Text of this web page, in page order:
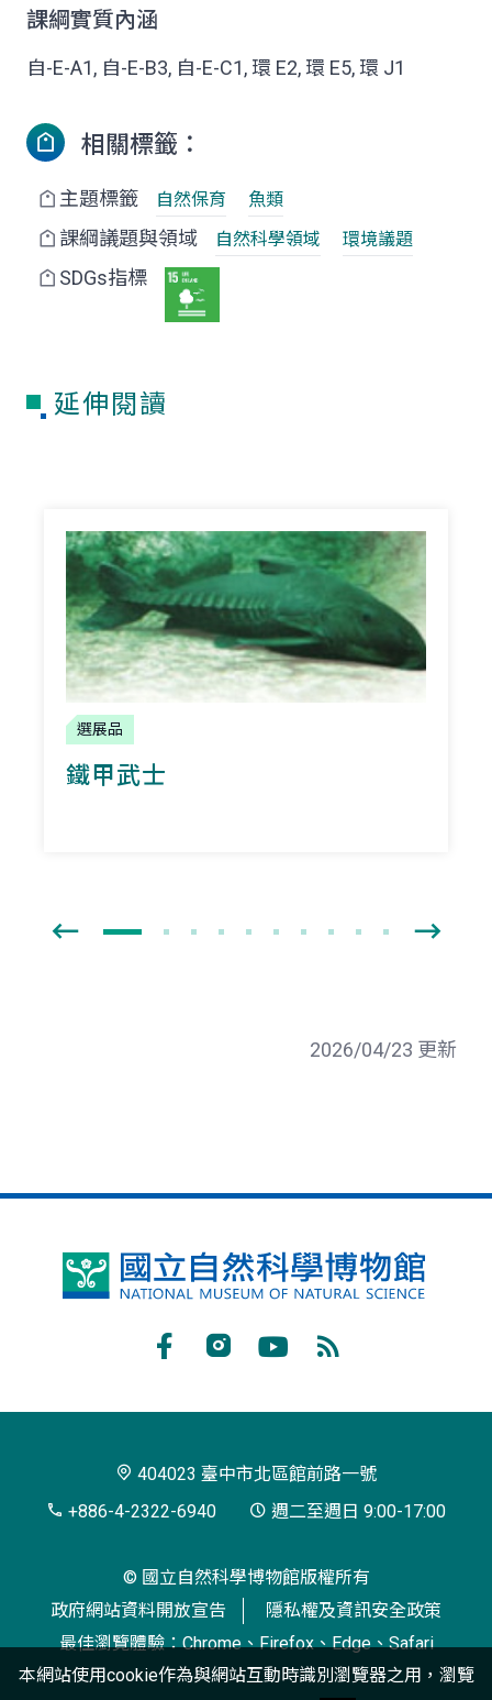
課綱實質內涵
自-E-A1, 自-E-B3, 自-E-C1, 環 E2, 環 E5, 環 J1
相關標籤：
主題標籤 自然保育 魚類
課綱議題與領域 自然科學領域 環境議題
SDGs指標
延伸閱讀
選展品
鐵甲武士
2026/04/23 更新
國
博
閱
404023 臺中市北區館前路一號
+886-4-2322-6940
週二至週日 9:00-17:00
© 國立自然科學博物館版權所有
政府網站資料開放宣告
隱私權及資訊安全政策
最佳瀏覽體驗：Chrome、Firefox、Edge、Safari
本網站使用cookie作為與網站互動時識別瀏覽器之用，瀏覽